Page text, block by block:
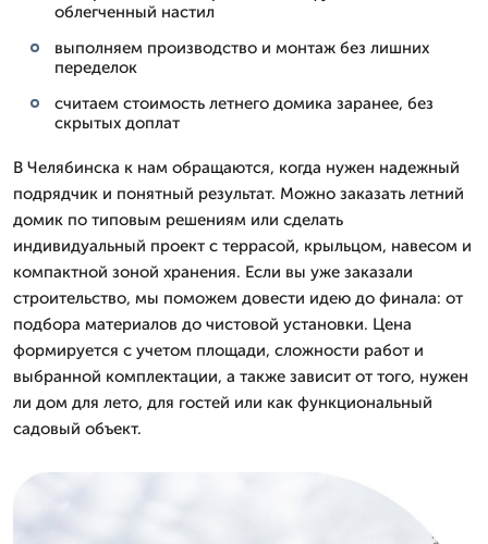
облегченный настил
выполняем производство и монтаж без лишних
переделок
считаем стоимость летнего домика заранее, без
скрытых доплат
В Челябинска к нам обращаются, когда нужен надежный
подрядчик и понятный результат. Можно заказать летний
домик по типовым решениям или сделать
индивидуальный проект с террасой, крыльцом, навесом и
компактной зоной хранения. Если вы уже заказали
строительство, мы поможем довести идею до финала: от
подбора материалов до чистовой установки. Цена
формируется с учетом площади, сложности работ и
выбранной комплектации, а также зависит от того, нужен
ли дом для лето, для гостей или как функциональный
садовый объект.